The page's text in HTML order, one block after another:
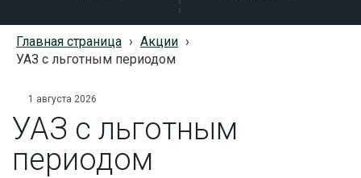
Главная страница › Акции ›
УАЗ с льготным периодом
1 августа 2026
УАЗ с льготным
периодом